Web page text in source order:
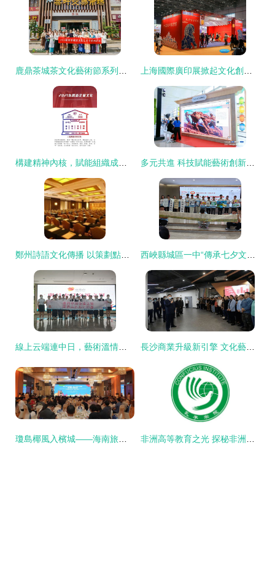
鹿鼎茶城茶文化藝術節系列活動圓滿落幕 一場跨越時空的文化盛宴 上海國際廣印展掀起文化創意設計風潮，引領文化藝術交流新篇章
構建精神內核，賦能組織成長 企業文化理念體系模型設計與案例分享 多元共進 科技賦能藝術創新，數字引擎助力文化傳承——新時代文化藝術交流活動策劃新思路
鄭州詩語文化傳播 以策劃點亮文化藝術交流新篇章 西峽縣城區一中“傳承七夕文化 共筑美好未來”主題實踐活動策劃方案
線上云端連中日，藝術溫情匯豫章——南昌高松中日友好會館成功舉辦日本文化線上講座 長沙商業升級新引擎 文化藝術交流活動策劃成下一個風口
瓊島椰風入檳城——海南旅游文化馬來西亞檳城交流活動策劃方案 非洲高等教育之光 探秘非洲著名大學及其文化藝術交流活動策劃